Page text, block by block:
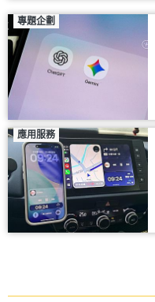
專題企劃
應用服務